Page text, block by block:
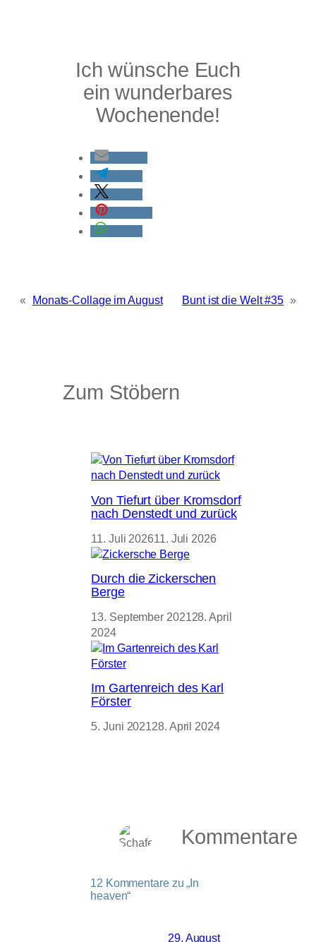
Ich wünsche Euch
ein wunderbares
Wochenende!
« Monats-Collage im August Bunt ist die Welt #35 »
Zum Stöbern
Von Tiefurt über Kromsdorf
nach Denstedt und zurück
11. Juli 202611. Juli 2026
Durch die Zickerschen
Berge
13. September 202128. April
2024
Im Gartenreich des Karl
Förster
5. Juni 202128. April 2024
Kommentare
12 Kommentare zu „In
heaven“
29. August